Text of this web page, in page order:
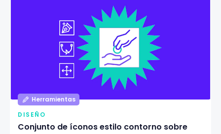
Herramientas
DISEÑO
Conjunto de íconos estilo contorno sobre